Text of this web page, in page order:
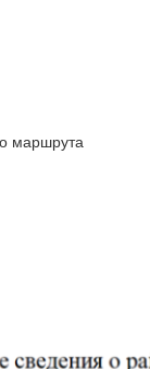
маршрута